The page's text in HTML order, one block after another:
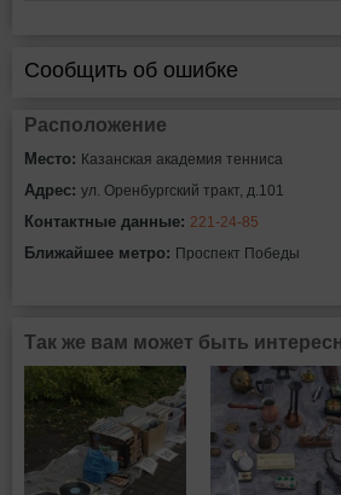
Сообщить об ошибке
Расположение
Место: Казанская академия тенниса
Адрес: ул. Оренбургский тракт, д.101
Контактные данные: 221-24-85
Ближайшее метро: Проспект Победы
Так же вам может быть